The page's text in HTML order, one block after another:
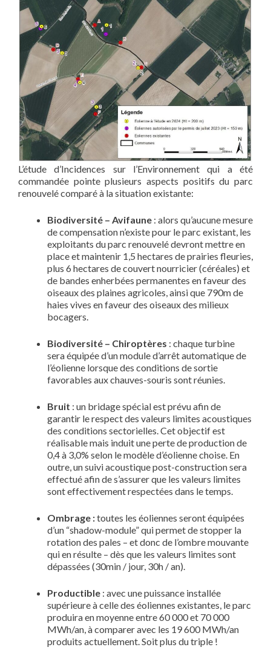
L’étude d’Incidences sur l’Environnement qui a été
commandée pointe plusieurs aspects positifs du parc
renouvelé comparé à la situation existante:
Biodiversité – Avifaune : alors qu’aucune mesure
de compensation n’existe pour le parc existant, les
exploitants du parc renouvelé devront mettre en
place et maintenir 1,5 hectares de prairies fleuries,
plus 6 hectares de couvert nourricier (céréales) et
de bandes enherbées permanentes en faveur des
oiseaux des plaines agricoles, ainsi que 790m de
haies vives en faveur des oiseaux des milieux
bocagers.
Biodiversité – Chiroptères : chaque turbine
sera équipée d’un module d’arrêt automatique de
l’éolienne lorsque des conditions de sortie
favorables aux chauves-souris sont réunies.
Bruit : un bridage spécial est prévu afin de
garantir le respect des valeurs limites acoustiques
des conditions sectorielles. Cet objectif est
réalisable mais induit une perte de production de
0,4 à 3,0% selon le modèle d’éolienne choise. En
outre, un suivi acoustique post-construction sera
effectué afin de s’assurer que les valeurs limites
sont effectivement respectées dans le temps.
Ombrage :toutes les éoliennes seront équipées
d’un “shadow-module” qui permet de stopper la
rotation des pales – et donc de l’ombre mouvante
qui en résulte – dès que les valeurs limites sont
dépassées (30min / jour, 30h / an).
Productible : avec une puissance installée
supérieure à celle des éoliennes existantes, le parc
produira en moyenne entre 60 000 et 70 000
MWh/an, à comparer avec les 19 600 MWh/an
produits actuellement. Soit plus du triple !